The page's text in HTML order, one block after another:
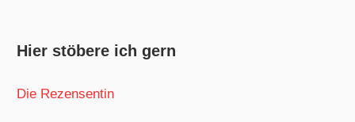
Hier stöbere ich gern
Die Rezensentin